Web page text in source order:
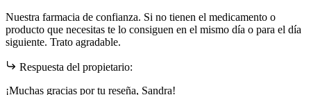
Nuestra farmacia de confianza. Si no tienen el medicamento o
producto que necesitas te lo consiguen en el mismo día o para el día
siguiente. Trato agradable.
Respuesta del propietario:
¡Muchas gracias por tu reseña, Sandra!